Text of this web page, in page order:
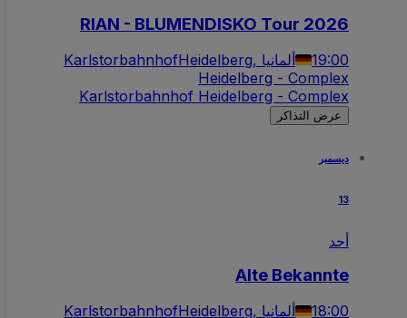
RIAN - BLUMENDISKO Tour 2026
19:00 Heidelberg, ألمانيا
Karlstorbahnhof
Heidelberg - Complex
Karlstorbahnhof Heidelberg - Complex
عرض التذاكر
ديسمبر
أحد
Alte Bekannte
18:00 Heidelberg, ألمانيا
Karlstorbahnhof